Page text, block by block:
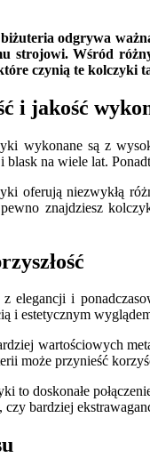
biżuteria odgrywa
strojowi. Wśród
czynią te kolczyki
i jakość
wykonane są z
na wiele lat.
oferują niezwykłą
znajdziesz
elegancji i
i estetycznym
wartościowych
może przynieść
to doskonałe
bardziej